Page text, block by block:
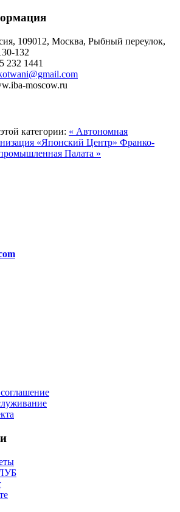
109012, Москва, Рыбный переулок,
132
232 1441
moscow.ru
категории: « Автономная
«Японский Центр» Франко-
Палата »